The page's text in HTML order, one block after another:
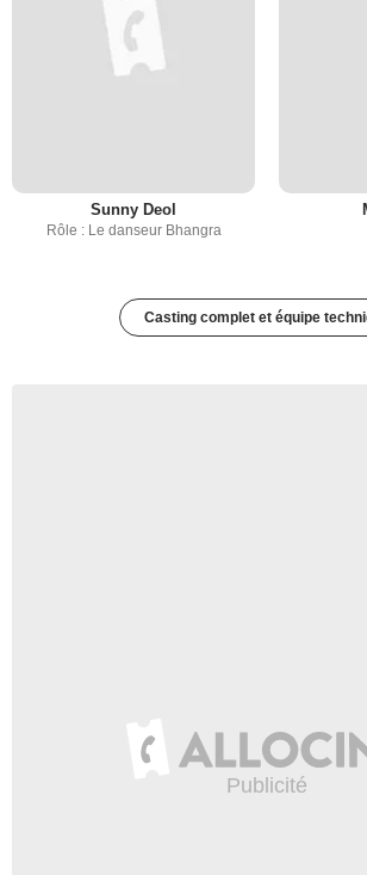
Sunny Deol
Rôle : Le danseur Bhangra
Casting complet et équipe